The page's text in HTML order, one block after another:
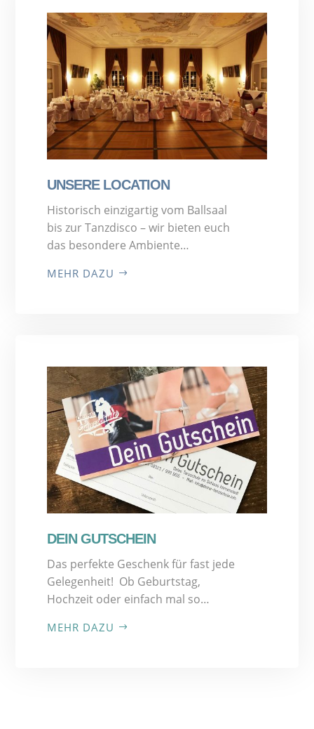
UNSERE LOCATION
Historisch einzigartig vom Ballsaal
bis zur Tanzdisco – wir bieten euch
das besondere Ambiente…
MEHR DAZU
DEIN GUTSCHEIN
Das perfekte Geschenk für fast jede
Gelegenheit! Ob Geburtstag,
Hochzeit oder einfach mal so…
MEHR DAZU